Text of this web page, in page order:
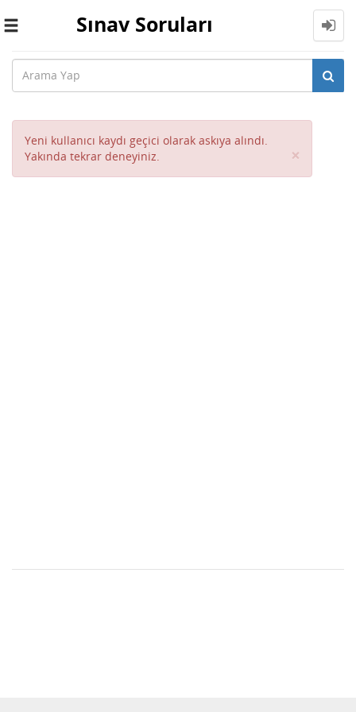
Toggle
Sınav Soruları
Yeni kullanıcı kaydı geçici olarak askıya alındı.
Yakında tekrar deneyiniz.
×